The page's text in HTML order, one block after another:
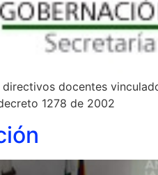
docentes
1278 de 2002